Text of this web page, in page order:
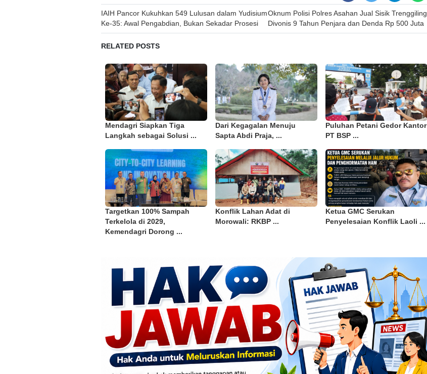
Post
navigation
IAIH Pancor Kukuhkan 549 Lulusan dalam Yudisium
Ke-35: Awal Pengabdian, Bukan Sekadar Prosesi
Oknum Polisi Polres Asahan Jual Sisik Trenggiling,
Divonis 9 Tahun Penjara dan Denda Rp 500 Juta
RELATED POSTS
Mendagri Siapkan Tiga
Langkah sebagai Solusi ...
Dari Kegagalan Menuju
Sapta Abdi Praja, ...
Puluhan Petani Gedor Kantor
PT BSP ...
Targetkan 100% Sampah
Terkelola di 2029,
Kemendagri Dorong ...
Konflik Lahan Adat di
Morowali: RKBP ...
Ketua GMC Serukan
Penyelesaian Konflik Laoli ...